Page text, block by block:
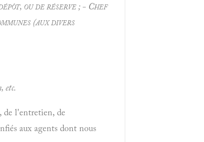
ou de réserve ; - Chef
(aux divers
etc.
de l'entretien, de
aux agents dont nous